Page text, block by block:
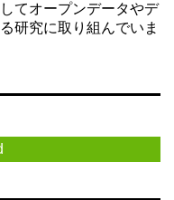
てオープンデータやデ
研究に取り組んでいま